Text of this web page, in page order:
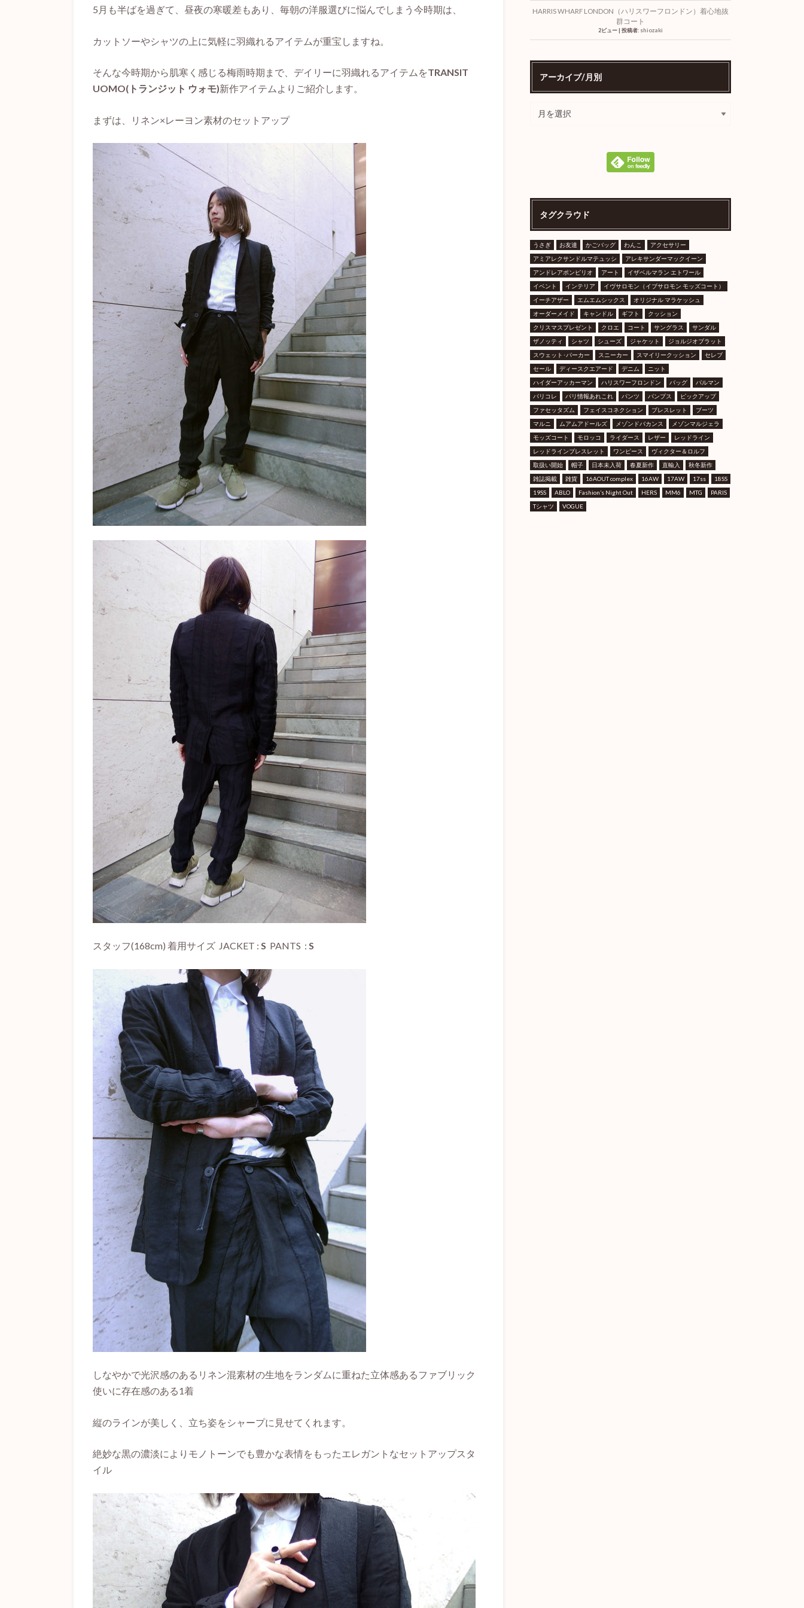
5月も半ばを過ぎて、昼夜の寒暖差もあり、毎朝の洋服選びに悩んでしまう今時期は、
カットソーやシャツの上に気軽に羽織れるアイテムが重宝しますね。
そんな今時期から肌寒く感じる梅雨時期まで、デイリーに羽織れるアイテムをTRANSIT
UOMO(トランジット ウォモ)新作アイテムよりご紹介します。
まずは、リネン×レーヨン素材のセットアップ
スタッフ(168cm) 着用サイズ JACKET : S PANTS : S
しなやかで光沢感のあるリネン混素材の生地をランダムに重ねた立体感あるファブリック
使いに存在感のある1着
縦のラインが美しく、立ち姿をシャープに見せてくれます。
絶妙な黒の濃淡によりモノトーンでも豊かな表情をもったエレガントなセットアップスタ
イル
HARRIS WHARF LONDON（ハリスワーフロンドン）着心地抜
群コート
2ビュー| 投稿者: shiozaki
アーカイブ/月別
タグクラウド
うさぎ お友達 かごバッグ わんこ
アクセサリー
アミアレクサンドルマテュッシ
アレキサンダーマックイーン
アンドレアポンピリオ
アート
イザベルマラン エトワール
イベント
インテリア
イヴサロモン（イブサロモン モッズコート）
イーチアザー
エムエムシックス
オリジナル マラケッシュ
オーダーメイド
キャンドル ギフト
クッション
クリスマスプレゼント
クロエ コート サングラス
サンダル
ザノッティ
シャツ シューズ ジャケット
ジョルジオブラット
スウェット･パーカー
スニーカー スマイリークッション
セレブ
セール
ディースクエアード デニム
ニット
ハイダーアッカーマン
ハリスワーフロンドン バッグ
バルマン
パリコレ
パリ情報あれこれ パンツ パンプス
ピックアップ
ファセッタズム
フェイスコネクション ブレスレット
ブーツ
マルニ
ムアムアドールズ メゾンドバカンス
メゾンマルジェラ
モッズコート
モロッコ ライダース レザー
レッドライン
レッドラインブレスレット
ワンピース
ヴィクター＆ロルフ
取扱い開始
帽子 日本未入荷 春夏新作 直輸入
秋冬新作
雑誌掲載
雑貨 16AOUT complex 16AW 17AW 17ss
18SS
19SS
ABLO Fashion’s Night Out HERS MM6 MTG
PARIS
Tシャツ
VOGUE